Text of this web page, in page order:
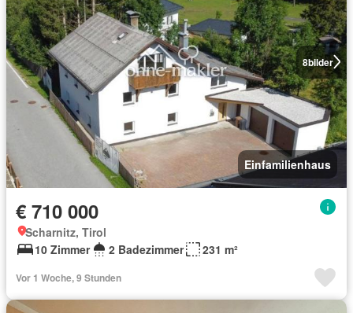
8bilder
Einfamilienhaus
€ 710 000
Scharnitz, Tirol
10 Zimmer
2 Badezimmer 231 m²
Vor 1 Woche, 9 Stunden